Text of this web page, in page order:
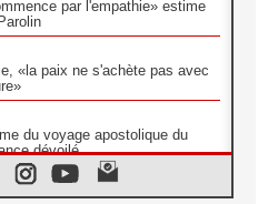
par l'empathie» estime
«la paix ne s'achète pas avec
du voyage apostolique du
dévoilé
continentale sur l'éducation